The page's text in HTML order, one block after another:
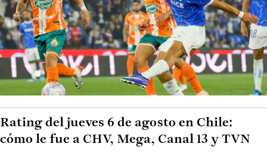
Rating del jueves 6 de agosto en Chile:
cómo le fue a CHV, Mega, Canal 13 y TVN